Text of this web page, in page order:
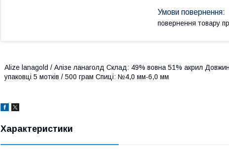
повернення товару
Alize lanagold / Алізе ланаголд Склад: 49% вовна 51% акрил
упаковці 5 мотків / 500 грам Спиці: №4,0 мм-6,0 мм
Характеристики